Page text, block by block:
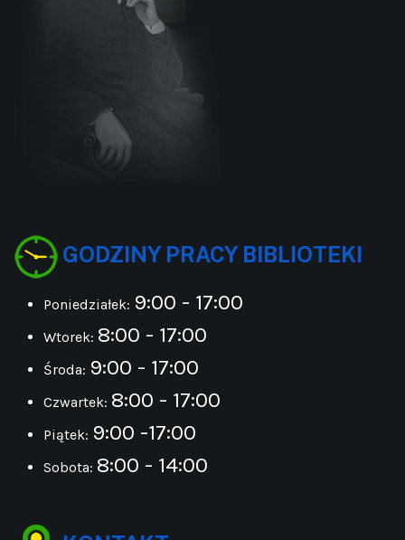
GODZINY PRACY BIBLIOTEKI
Poniedziałek: 9:00 - 17:00
Wtorek: 8:00 - 17:00
Środa: 9:00 - 17:00
Czwartek: 8:00 - 17:00
Piątek: 9:00 -17:00
Sobota: 8:00 - 14:00